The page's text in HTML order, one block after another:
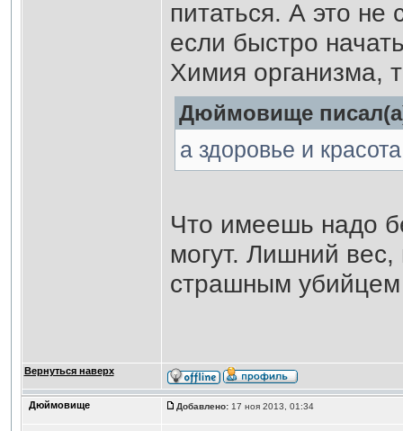
питаться. А это
если быстро
Химия организма,
Дюймовище
а здоровье и
Что имеешь надо
могут. Лишний
страшным
Вернуться наверх
Дюймовище Добавлено:17 ноя 2013, 01:34